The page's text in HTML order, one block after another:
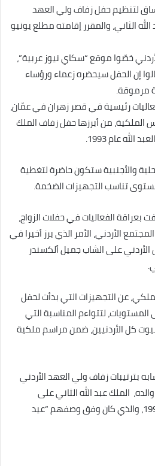
لتنظيم حفل زفاف ولي العهد
الثاني، والمقرر إقامته مطلع يونيو
خصّوا موقع “سكاي نيوز عربية”،
إن الحفل سيحضره زعماء ورؤساء
مرموقة.
رئيسية في قصر زهران في عمّان،
الملكية، من أبرزها حفل زفاف الملك
الله عام 1993.
والأجنبية ستكون حاضرة لتغطية
تناسب التجهيزات الضخمة.
بعراقة الفعاليات في حفلات الزواج،
الأردني، الأمر الذي برز أخيرا في
الأردني على الشاب جميل ألكسندر
عن التجهيزات التي بدأت لحفل
لتتواءم المناسبة التي
كل الأردنيين، ضمن مراسم ملكية
بترتيبات زفاف ولي العهد الأردني
الملك عبد الله الثاني على
زوجته الملكة رانيا في عام 1993، والذي كان وفق وصفهم “عيد